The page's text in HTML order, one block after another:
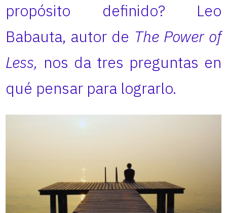
propósito definido? Leo
Babauta, autor de The Power of
Less, nos da tres preguntas en
qué pensar para lograrlo.